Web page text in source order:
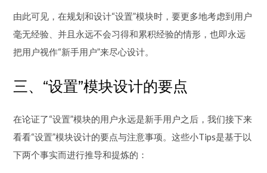
由此可见，在规划和设计“设置”模块时，要更多地考虑到用户
毫无经验、并且永远不会习得和累积经验的情形，也即永远
把用户视作“新手用户”来尽心设计。
三、“设置”模块设计的要点
在论证了“设置”模块的用户永远是新手用户之后，我们接下来
看看“设置”模块设计的要点与注意事项。这些小Tips是基于以
下两个事实而进行推导和提炼的：